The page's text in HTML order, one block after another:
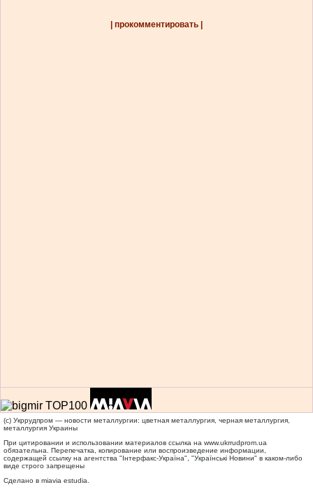
| прокомментировать |
(c) Укррудпром — новости металлургии: цветная металлургия, черная металлургия,
металлургия Украины
При цитировании и использовании материалов ссылка на www.ukrrudprom.ua
обязательна. Перепечатка, копирование или воспроизведение информации,
содержащей ссылку на агентства "Iнтерфакс-Україна", "Українськi Новини" в каком-либо
виде строго запрещены
Сделано в miavia estudia.